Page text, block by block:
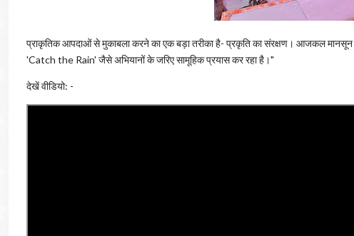
प्राकृतिक आपदाओं से मुकाबला करने का एक बड़ा तरीका है- प्रकृति का संरक्षण। आजकल मानसून
'Catch the Rain' जैसे अभियानों के जरिए सामूहिक प्रयास कर रहा है।"
देखें वीडियो: -